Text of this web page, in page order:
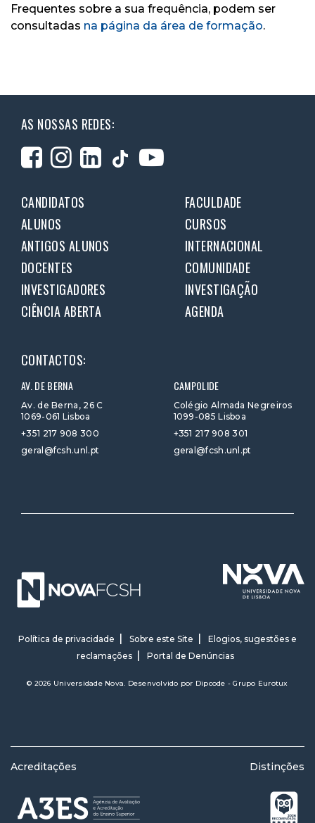
Frequentes sobre a sua frequência, podem ser
consultadas na página da área de formação.
AS NOSSAS REDES:
CANDIDATOS
FACULDADE
ALUNOS
CURSOS
ANTIGOS ALUNOS
INTERNACIONAL
DOCENTES
COMUNIDADE
INVESTIGADORES
INVESTIGAÇÃO
CIÊNCIA ABERTA
AGENDA
CONTACTOS:
AV. DE BERNA
Av. de Berna, 26 C
1069-061 Lisboa
+351 217 908 300
geral@fcsh.unl.pt
CAMPOLIDE
Colégio Almada Negreiros
1099-085 Lisboa
+351 217 908 301
geral@fcsh.unl.pt
Política de privacidade Sobre este Site
Elogios, sugestões e
reclamações
Portal de Denúncias
© 2026 Universidade Nova. Desenvolvido por Dipcode - Grupo Eurotux
Acreditações Distinções